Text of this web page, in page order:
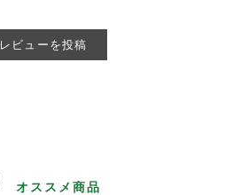
レビューを投稿
オススメ商品